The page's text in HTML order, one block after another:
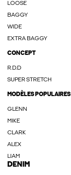
LOOSE
BAGGY
WIDE
EXTRA BAGGY
CONCEPT
R.D.D
SUPER STRETCH
MODÈLES POPULAIRES
GLENN
MIKE
CLARK
ALEX
LIAM
DENIM